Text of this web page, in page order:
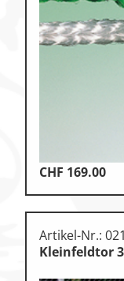
CHF 169.00
Artikel-Nr.:
Kleinfeldtor